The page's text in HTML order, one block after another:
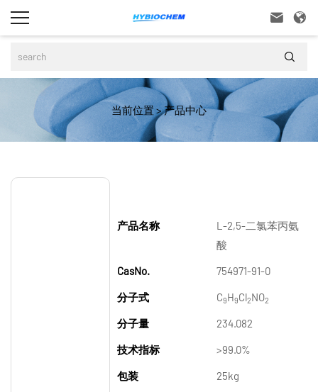
 

当前位置 >产品中心
产品名称
L-2,5-二氯苯丙氨
酸
CasNo. 754971-91-0
分子式 C9H9Cl2NO2
分子量 234.082
技术指标 >99.0%
包装 25kg